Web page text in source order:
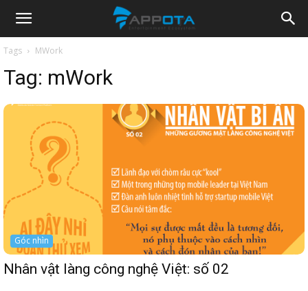
Appota
News
Tags MWork
Tag: mWork
Góc nhìn
Nhân vật làng công nghệ Việt: số 02